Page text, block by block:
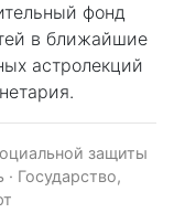
фонд
в ближайшие
астролекций
защиты
· Государство,